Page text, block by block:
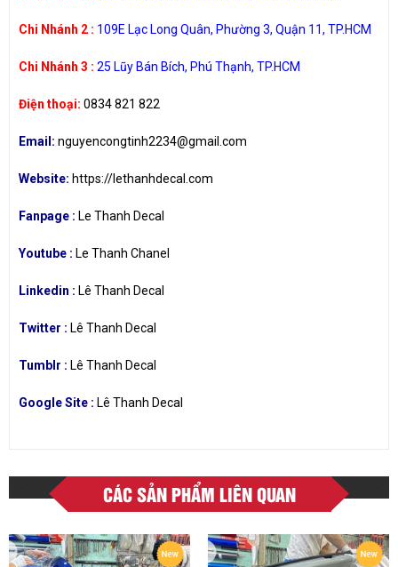
Chi Nhánh 2 : 109E Lạc Long Quân, Phường 3, Quận 11, TP.HCM
Chi Nhánh 3 : 25 Lũy Bán Bích, Phú Thạnh, TP.HCM
Điện thoại: 0834 821 822
Email: nguyencongtinh2234@gmail.com
Website: https://lethanhdecal.com
Fanpage : Le Thanh Decal
Youtube : Le Thanh Chanel
Linkedin : Lê Thanh Decal
Twitter : Lê Thanh Decal
Tumblr : Lê Thanh Decal
Google Site : Lê Thanh Decal
CÁC SẢN PHẨM LIÊN QUAN